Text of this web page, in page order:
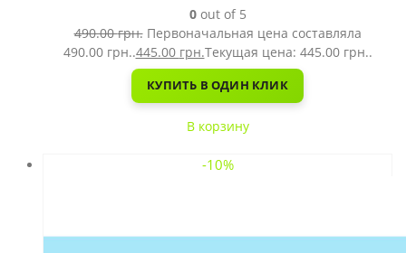
0out of 5
490.00грн. Первоначальная цена составляла
490.00 грн..445.00 грн.Текущая цена: 445.00 грн..
КУПИТЬ В ОДИН КЛИК
В корзину
-10%